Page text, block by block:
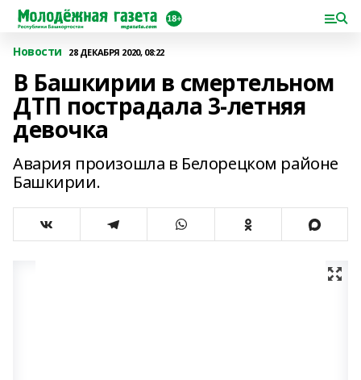
Новости 28 ДЕКАБРЯ 2020, 08:22
В Башкирии в смертельном
ДТП пострадала 3-летняя
девочка
Авария произошла в Белорецком районе
Башкирии.